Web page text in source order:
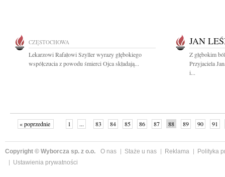
CZĘSTOCHOWA
Lekarzowi Rafałowi Szyller wyrazy głębokiego
współczucia z powodu śmierci Ojca składają...
JAN
Z głębokim
Przyjaciela
i...
« poprzednie 1 ... 83 84 85 86 87 88 89 90
91
Copyright © Wyborcza sp. z o.o. O nas Staże u nas Reklama
Polityka
Ustawienia prywatności